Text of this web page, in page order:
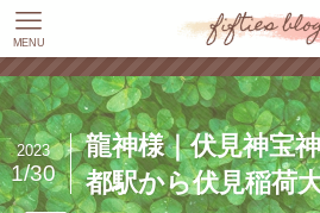
MENU
龍神様｜伏見神宝
都駅から伏見稲荷
2023
1/30